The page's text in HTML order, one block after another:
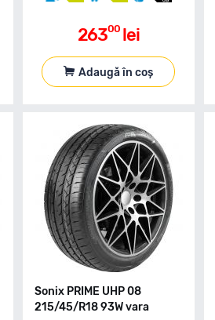
26300 lei
Adaugă în coș
Sonix PRIME UHP 08
215/45/R18 93W vara